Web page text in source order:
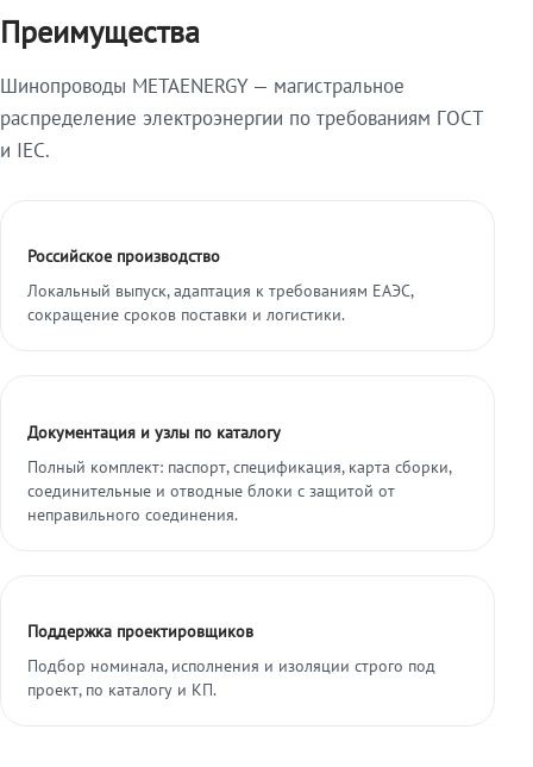
Преимущества
Шинопроводы METAENERGY — магистральное
распределение электроэнергии по требованиям ГОСТ
и IEC.
Российское производство
Локальный выпуск, адаптация к требованиям ЕАЭС,
сокращение сроков поставки и логистики.
Документация и узлы по каталогу
Полный комплект: паспорт, спецификация, карта сборки,
соединительные и отводные блоки с защитой от
неправильного соединения.
Поддержка проектировщиков
Подбор номинала, исполнения и изоляции строго под
проект, по каталогу и КП.